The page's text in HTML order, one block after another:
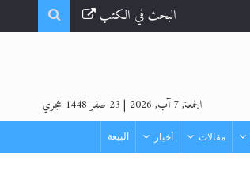
البحث في الكتب
الجمعة, 7 آب, 2026 | 23 صفر 1448 هجري
مقالات أخبار البيعة